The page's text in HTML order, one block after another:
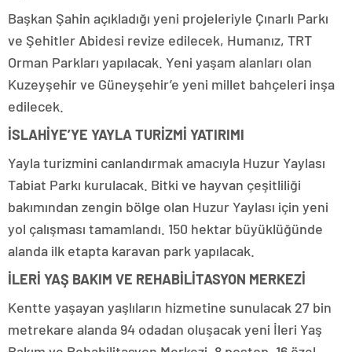
Başkan Şahin açıkladığı yeni projeleriyle Çınarlı Parkı
ve Şehitler Abidesi revize edilecek, Humanız, TRT
Orman Parkları yapılacak. Yeni yaşam alanları olan
Kuzeyşehir ve Güneyşehir’e yeni millet bahçeleri inşa
edilecek.
İSLAHİYE’YE YAYLA TURİZMİ YATIRIMI
Yayla turizmini canlandırmak amacıyla Huzur Yaylası
Tabiat Parkı kurulacak. Bitki ve hayvan çeşitliliği
bakımından zengin bölge olan Huzur Yaylası için yeni
yol çalışması tamamlandı. 150 hektar büyüklüğünde
alanda ilk etapta karavan park yapılacak.
İLERİ YAŞ BAKIM VE REHABİLİTASYON MERKEZİ
Kentte yaşayan yaşlıların hizmetine sunulacak 27 bin
metrekare alanda 94 odadan oluşacak yeni İleri Yaş